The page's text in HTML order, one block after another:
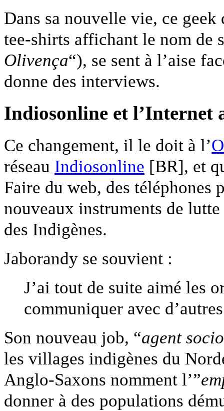
Dans sa nouvelle vie, ce geek
tee-shirts affichant le nom de
Olivença“), se sent à l’aise
donne des interviews.
Indiosonline et l’Internet
Ce changement, il le doit à l’
réseau Indiosonline [BR], et
Faire du web, des téléphones
nouveaux instruments de
des Indigènes.
Jaborandy se souvient :
J’ai tout de suite aimé les
communiquer avec
Son nouveau job, “agent
les villages indigènes du
Anglo-Saxons nomment l’”
donner à des populations